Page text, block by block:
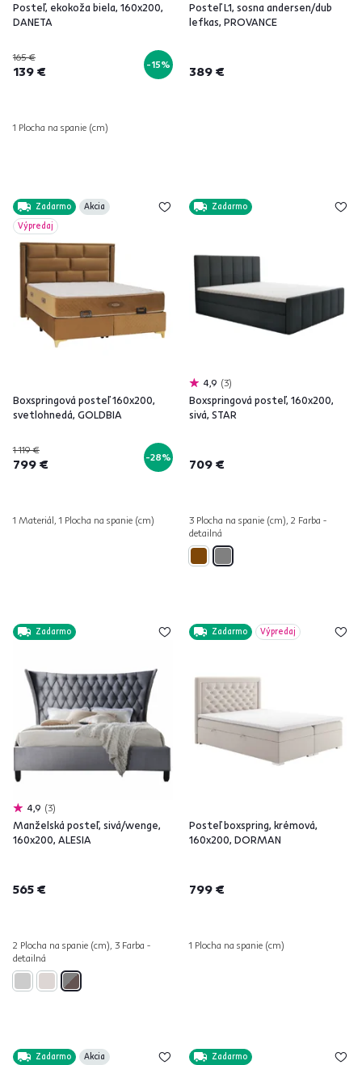
Posteľ, ekokoža biela, 160x200,
DANETA
165 €
139 € -15%
1 Plocha na spanie (cm)
Posteľ L1, sosna andersen/dub
lefkas, PROVANCE
389 €
Zadarmo
Akcia
Výpredaj
Boxspringová posteľ 160x200,
svetlohnedá, GOLDBIA
1 119 €
799 € -28%
1 Materiál, 1 Plocha na spanie (cm)
Zadarmo
4,9 3
Boxspringová posteľ, 160x200,
sivá, STAR
709 €
3 Plocha na spanie (cm), 2 Farba -
detailná
Zadarmo
4,9 3
Manželská posteľ, sivá/wenge,
160x200, ALESIA
565 €
2 Plocha na spanie (cm), 3 Farba -
detailná
Zadarmo Výpredaj
Posteľ boxspring, krémová,
160x200, DORMAN
799 €
1 Plocha na spanie (cm)
Zadarmo Akcia Zadarmo